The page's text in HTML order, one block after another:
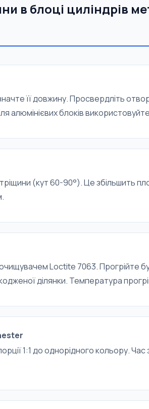
в блоці циліндрів
її довжину. Просвердліть
алюмінієвих блоків
(кут 60-90°). Це збільшить
Loctite 7063. Прогрійте
ділянки. Температура
1:1 до однорідного кольору. Час